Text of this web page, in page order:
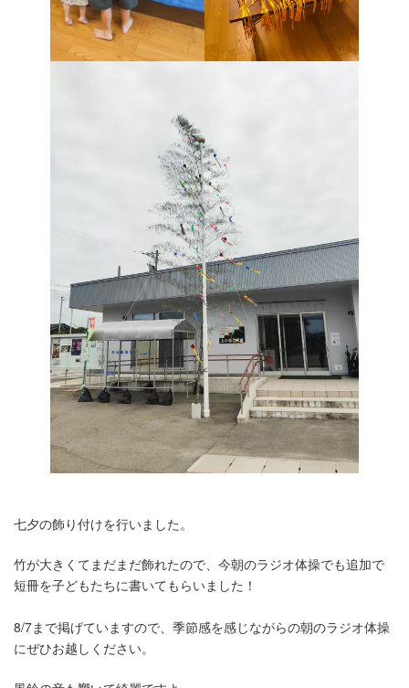
七夕の飾り付けを行いました。
竹が大きくてまだまだ飾れたので、今朝のラジオ体操でも追加で
短冊を子どもたちに書いてもらいました！
8/7まで掲げていますので、季節感を感じながらの朝のラジオ体操
にぜひお越しください。